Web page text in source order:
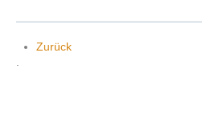
Zurück
.